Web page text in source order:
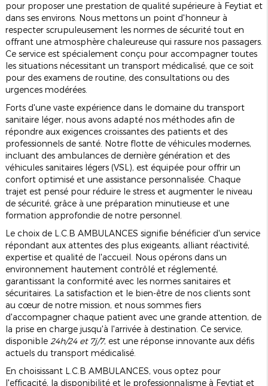
pour proposer une prestation de qualité supérieure à Feytiat et
dans ses environs. Nous mettons un point d'honneur à
respecter scrupuleusement les normes de sécurité tout en
offrant une atmosphère chaleureuse qui rassure nos passagers.
Ce service est spécialement conçu pour accompagner toutes
les situations nécessitant un transport médicalisé, que ce soit
pour des examens de routine, des consultations ou des
urgences modérées.
Forts d'une vaste expérience dans le domaine du transport
sanitaire léger, nous avons adapté nos méthodes afin de
répondre aux exigences croissantes des patients et des
professionnels de santé. Notre flotte de véhicules modernes,
incluant des ambulances de dernière génération et des
véhicules sanitaires légers (VSL), est équipée pour offrir un
confort optimisé et une assistance personnalisée. Chaque
trajet est pensé pour réduire le stress et augmenter le niveau
de sécurité, grâce à une préparation minutieuse et une
formation approfondie de notre personnel.
Le choix de L.C.B AMBULANCES signifie bénéficier d'un service
répondant aux attentes des plus exigeants, alliant réactivité,
expertise et qualité de l'accueil. Nous opérons dans un
environnement hautement contrôlé et réglementé,
garantissant la conformité avec les normes sanitaires et
sécuritaires. La satisfaction et le bien-être de nos clients sont
au cœur de notre mission, et nous sommes fiers
d'accompagner chaque patient avec une grande attention, de
la prise en charge jusqu'à l'arrivée à destination. Ce service,
disponible 24h/24 et 7j/7, est une réponse innovante aux défis
actuels du transport médicalisé.
En choisissant L.C.B AMBULANCES, vous optez pour
l'efficacité, la disponibilité et le professionnalisme à Feytiat et